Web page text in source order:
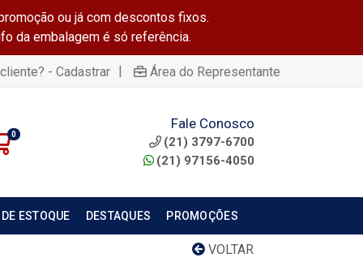
ou já com descontos fixos.
da embalagem é só referência.
- Cadastrar | Área do Representante
0
Fale Conosco
(21) 3797-6700
(21) 97156-4050
ESTOQUE DESTAQUES PROMOÇÕES
VOLTAR